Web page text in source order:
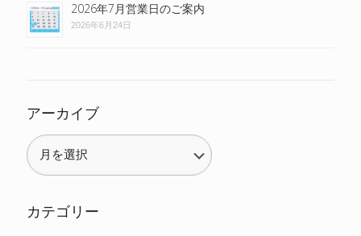
2026年7月営業日のご案内
2026年6月24日
アーカイブ
カテゴリー